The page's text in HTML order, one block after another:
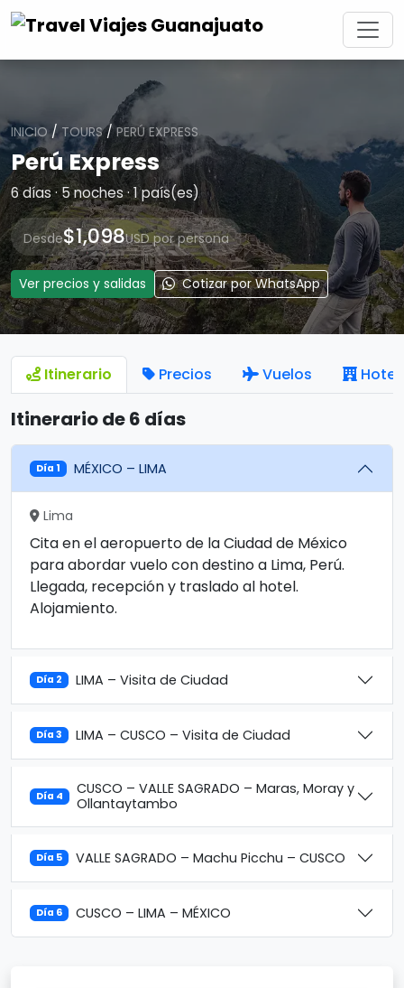
INICIO /TOURS/PERÚ EXPRESS
Perú Express
6 días · 5 noches · 1 país(es)
Desde$1,098USD por persona
Ver precios y salidas Cotizar por WhatsApp
Itinerario Precios Vuelos
Itinerario de 6 días
Día 1 MÉXICO – LIMA
Lima
Cita en el aeropuerto de la Ciudad de México
para abordar vuelo con destino a Lima, Perú.
Llegada, recepción y traslado al hotel.
Alojamiento.
Día 2 LIMA – Visita de Ciudad
Día 3 LIMA – CUSCO – Visita de Ciudad
Día 4
CUSCO – VALLE SAGRADO – Maras, Moray y
Ollantaytambo
Día 5 VALLE SAGRADO – Machu Picchu – CUSCO
Día 6 CUSCO – LIMA – MÉXICO